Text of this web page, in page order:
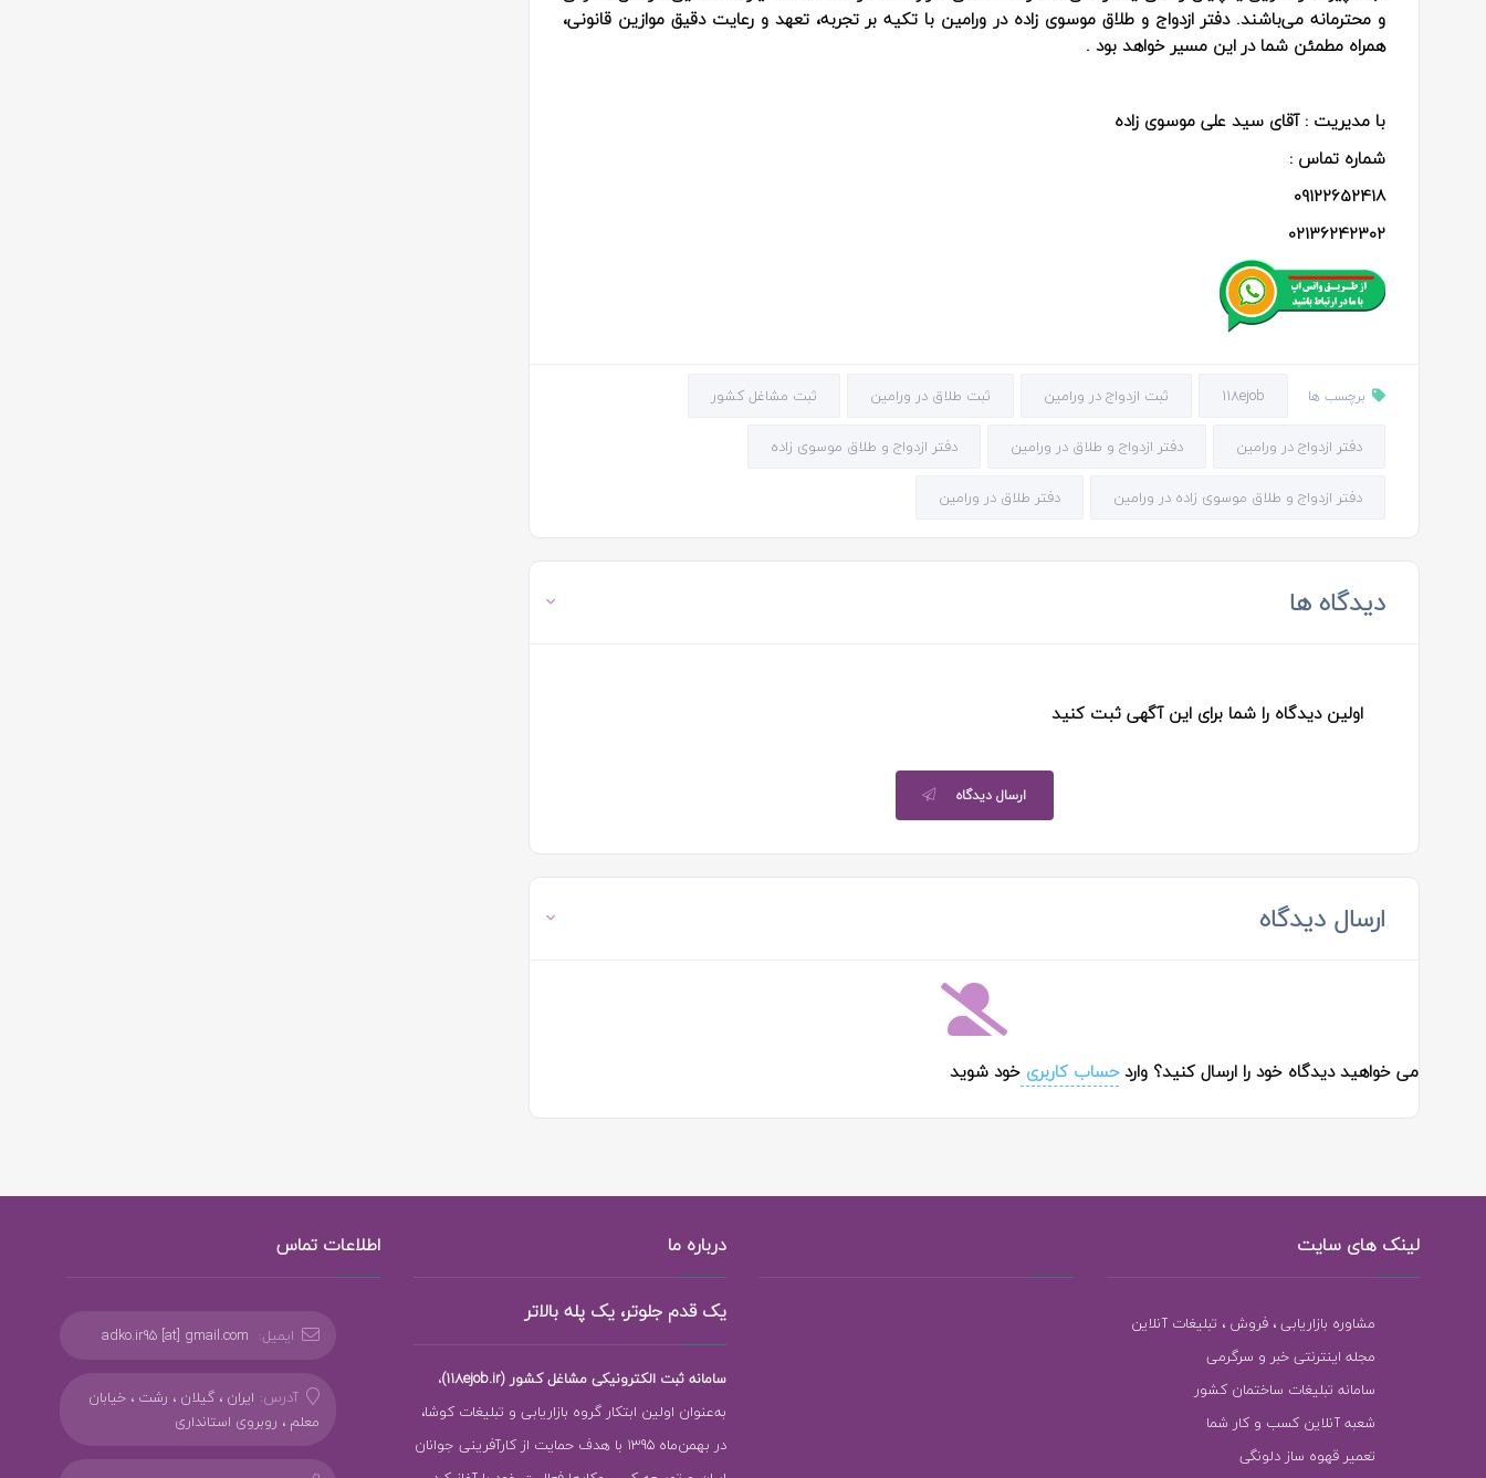
و محترمانه می‌باشند. دفتر ازدواج و طلاق موسوی زاده در ورامین با تکیه بر تجربه، تعهد و رعایت دقیق موازین قانونی،
همراه مطمئن شما در این مسیر خواهد بود .
با مدیریت : آقای سید علی موسوی زاده
شماره تماس :
09122652418
02136242302
برچسب ها 118ejob ثبت ازدواج در ورامین ثبت طلاق در ورامین ثبت مشاغل کشور
دفتر ازدواج در ورامین دفتر ازدواج و طلاق در ورامین دفتر ازدواج و طلاق موسوی زاده
دفتر ازدواج و طلاق موسوی زاده در ورامین دفتر طلاق در ورامین
دیدگاه ها
اولین دیدگاه را شما برای این آگهی ثبت کنید
ارسال دیدگاه
ارسال دیدگاه
می خواهید دیدگاه خود را ارسال کنید؟ واردحساب کاربری خود شوید
لینک های سایت
مشاوره بازاریابی ، فروش ، تبلیغات آنلاین
مجله اینترنتی خبر و سرگرمی
سامانه تبلیغات ساختمان کشور
شعبه آنلاین کسب و کار شما
تعمیر قهوه ساز دلونگی
درباره ما
یک قدم جلوتر، یک پله بالاتر
سامانه ثبت الکترونیکی مشاغل کشور (118ejob.ir)
،
به‌عنوان اولین ابتکار گروه بازاریابی و تبلیغات کوشا،
در بهمن‌ماه 1395 با هدف حمایت از کارآفرینی جوانان
اطلاعات تماس
ایمیل: adko.ir95 [at] gmail.com
آدرس: ایران ، گیلان ، رشت ، خیابان
معلم ، روبروی استانداری